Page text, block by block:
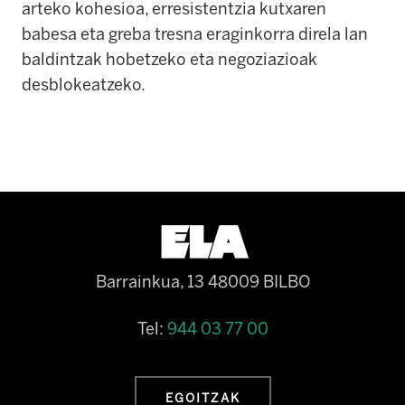
arteko kohesioa, erresistentzia kutxaren
babesa eta greba tresna eraginkorra direla lan
baldintzak hobetzeko eta negoziazioak
desblokeatzeko.
Barrainkua, 13 48009 BILBO
Tel: 944 03 77 00
EGOITZAK